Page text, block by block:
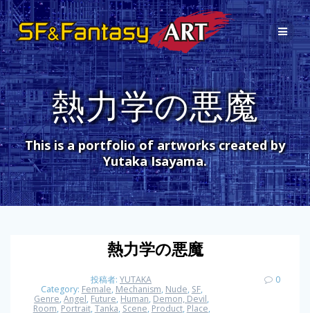
コ
ン
テ
ン
ツ
へ
ス
キ
ッ
プ
熱力学の悪魔
This is a portfolio of artworks created by
Yutaka Isayama.
熱力学の悪魔
投稿者: YUTAKA
Category: Female, Mechanism, Nude, SF,
Genre,Angel, Future, Human, Demon, Devil,
Room, Portrait, Tanka, Scene, Product, Place,
0